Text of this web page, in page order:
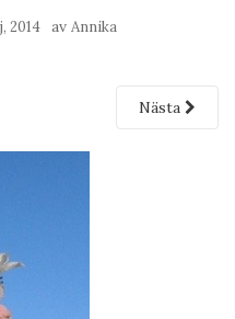
2014 av Annika
Nästa